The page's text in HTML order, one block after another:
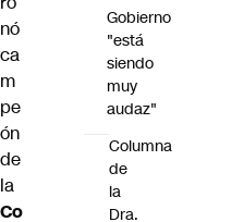
nó
ca
m
pe
ón
de
la
Co
Gobierno
"está
siendo
muy
audaz"
Columna
de
la
Dra.